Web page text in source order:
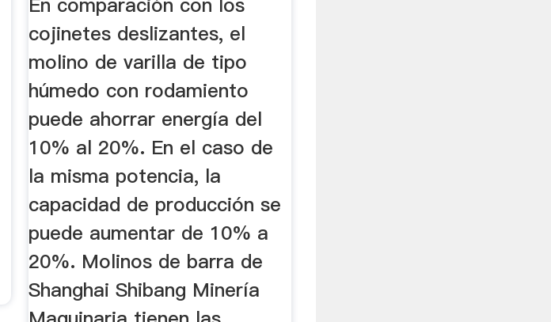
cojinetes deslizantes, el
molino de varilla de tipo
húmedo con rodamiento
puede ahorrar energía del
10% al 20%. En el caso de
la misma potencia, la
capacidad de producción se
puede aumentar de 10% a
20%. Molinos de barra de
Shanghai Shibang Minería